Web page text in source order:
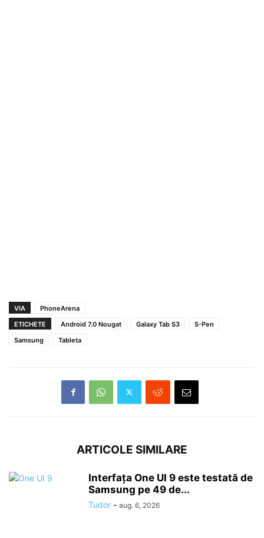
VIA
PhoneArena
ETICHETE
Android 7.0 Nougat Galaxy Tab S3
S-Pen
Samsung
Tableta
ARTICOLE SIMILARE
Interfața One UI 9 este testată de
Samsung pe 49 de...
Tudor - aug. 6, 2026